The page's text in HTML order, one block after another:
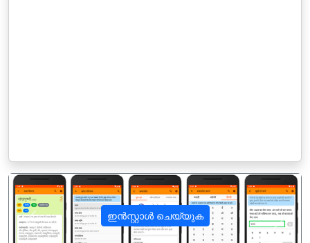
ഇൻസ്റ്റാൾ ചെയ്യുക
पिछला अगला